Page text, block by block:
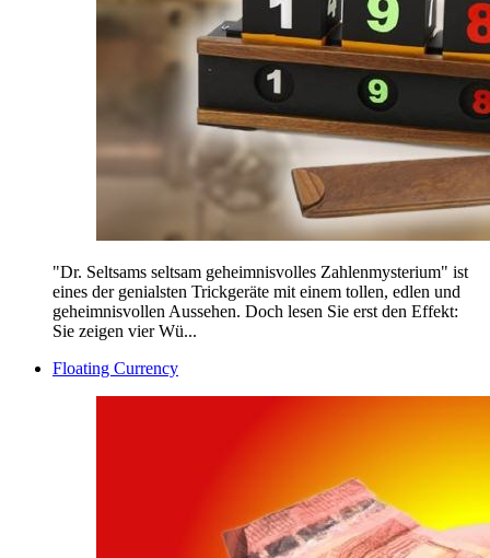
"Dr. Seltsams seltsam geheimnisvolles Zahlenmysterium" ist
eines der genialsten Trickgeräte mit einem tollen, edlen und
geheimnisvollen Aussehen. Doch lesen Sie erst den Effekt:
Sie zeigen vier Wü...
Floating Currency